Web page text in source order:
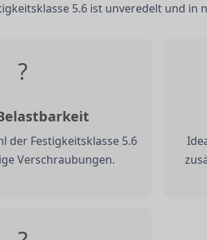
5.6 ist unveredelt und
?
der Festigkeitsklasse 5.6
Verschraubungen.